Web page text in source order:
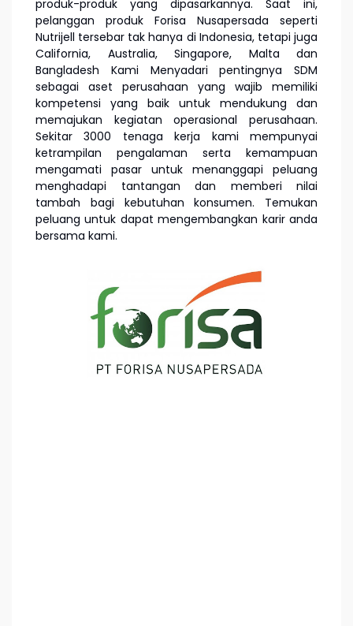
produk-produk yang dipasarkannya. Saat ini,
pelanggan produk Forisa Nusapersada seperti
Nutrijell tersebar tak hanya di Indonesia, tetapi juga
California, Australia, Singapore, Malta dan
Bangladesh Kami Menyadari pentingnya SDM
sebagai aset perusahaan yang wajib memiliki
kompetensi yang baik untuk mendukung dan
memajukan kegiatan operasional perusahaan.
Sekitar 3000 tenaga kerja kami mempunyai
ketrampilan pengalaman serta kemampuan
mengamati pasar untuk menanggapi peluang
menghadapi tantangan dan memberi nilai
tambah bagi kebutuhan konsumen. Temukan
peluang untuk dapat mengembangkan karir anda
bersama kami.